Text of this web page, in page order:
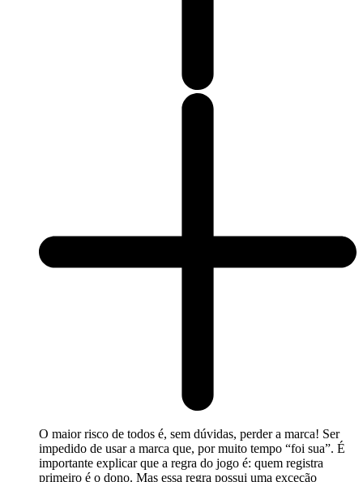
O maior risco de todos é, sem dúvidas, perder a marca! Ser
impedido de usar a marca que, por muito tempo “foi sua”. É
importante explicar que a regra do jogo é: quem registra
primeiro é o dono. Mas essa regra possui uma exceção